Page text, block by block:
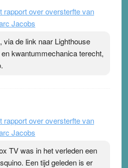
rapport over oversterfte van
Jacobs
de link naar Lighthouse
kwantummechanica terecht,
rapport over oversterfte van
Jacobs
TV was in het verleden een
Een tijd geleden is er